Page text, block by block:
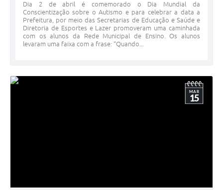
Dia 2 de abril é comemorado o Dia Mundial da
Conscientização sobre o Autismo e para celebrar a data a
Prefeitura, por meio das Secretarias de Educação e Saúde e
Diretoria de Esportes e Lazer promoveram uma caminhada
com os alunos da Rede Municipal de Ensino. Os alunos
levaram uma faixa com a frase: “Quando...
MAR
15